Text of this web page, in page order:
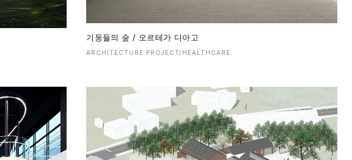
기둥들의 숲 / 오르테가 디아고
ARCHITECTURE PROJECT/HEALTHCARE